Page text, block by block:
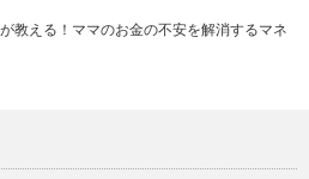
教える！ママのお金の不安を解消するマネ